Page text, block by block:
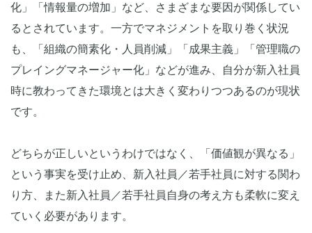
化」「情報量の増加」など、さまざまな要因が関係してい
るとされています。一方でマネジメントを取り巻く状況
も、「組織の簡素化・人員削減」「成果主義」「管理職の
プレイングマネージャー化」などが進み、自分が新入社員
時に教わってきた環境とは大きく変わりつつあるのが現状
です。
どちらが正しいというわけではなく、「価値観が異なる」
という事実を受け止め、新入社員／若手社員に対する関わ
り方、また新入社員／若手社員自身の考え方も柔軟に変え
ていく必要があります。